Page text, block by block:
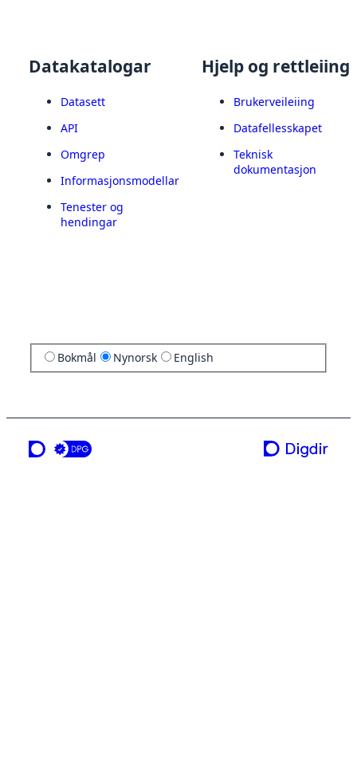
Datakatalogar
Datasett
API
Omgrep
Informasjonsmodellar
Tenester og
hendingar
Hjelp og rettleiing
Brukerveileiing
Datafellesskapet
Teknisk
dokumentasjon
Bokmål Nynorsk English